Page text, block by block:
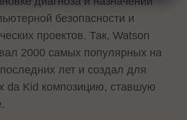
безопасности и
проектов. Так, Watson
2000 самых популярных на
лет и создал для
da Kid композицию, ставшую